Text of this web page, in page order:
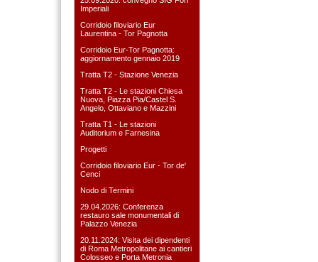
Imperiali
Corridoio filoviario Eur
Laurentina - Tor Pagnotta
Corridoio Eur-Tor Pagnotta:
aggiornamento gennaio 2019
Tratta T2 - Stazione Venezia
Tratta T2 - Le stazioni Chiesa
Nuova, Piazza Pia/Castel S.
Angelo, Ottaviano e Mazzini
Tratta T1 - Le stazioni
Auditorium e Farnesina
Progetti
Corridoio filoviario Eur - Tor de'
Cenci
Nodo di Termini
29.04.2026: Conferenza
restauro sale monumentali di
Palazzo Venezia
20.11.2024: Visita dei dipendenti
di Roma Metropolitane ai cantieri
Colosseo e Porta Metronia